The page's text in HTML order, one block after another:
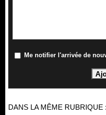
Me notifier l'arrivée de
DANS LA MÊME RUBRIQUE :